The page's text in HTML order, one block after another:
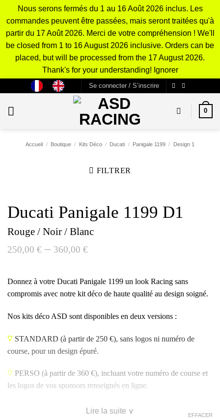
Nous serons fermés du 1 au 16 Août 2026 inclus. Les
commandes peuvent être passées, mais seront traitées qu'à
partir du 17 Août 2026. Merci de votre compréhension ! We'll
be closed from 1 to 16 August 2026 inclusive. Orders can be
placed, but will be processed from the 17 August 2026.
Thank's for your understanding! Ignorer
contenu
Se connecter / S’inscrire
0
Accueil / Boutique / Kits Déco / Ducati / Panigale 1199 / Design 1
FILTRER
Ducati Panigale 1199 D1
Rouge / Noir / Blanc
250,00 € – 360,00 €
Donnez à votre Ducati Panigale 1199 un look Racing sans
compromis avec notre kit déco de haute qualité au design soigné.
Nos kits déco ASD sont disponibles en deux versions :
∇ STANDARD (à partir de 250 €), sans logos ni numéro de
course, pour un design épuré.
∇ PERSO (à partir de 360 €), incluant votre numéro de course et
les logos de vos sponsors renseignés en ligne.
Lire la suite ∨ EFFACER